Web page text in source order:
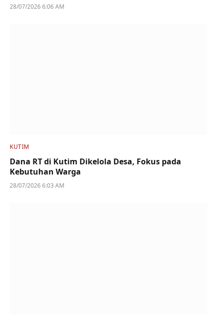
28/07/2026 6:06 AM
KUTIM
Dana RT di Kutim Dikelola Desa, Fokus pada
Kebutuhan Warga
28/07/2026 6:03 AM